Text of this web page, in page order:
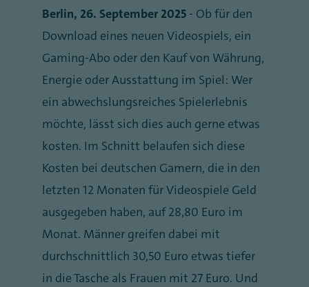
Berlin, 26. September 2025 - Ob für den
Download eines neuen Videospiels, ein
Gaming-Abo oder den Kauf von Währung,
Energie oder Ausstattung im Spiel: Wer
ein abwechslungsreiches Spielerlebnis
möchte, lässt sich dies auch gerne etwas
kosten. Im Schnitt belaufen sich diese
Kosten bei deutschen Gamern, die in den
letzten 12 Monaten für Videospiele Geld
ausgegeben haben, auf 28,80 Euro im
Monat. Männer greifen dabei mit
durchschnittlich 30,50 Euro etwas tiefer
in die Tasche als Frauen mit 27 Euro. Und